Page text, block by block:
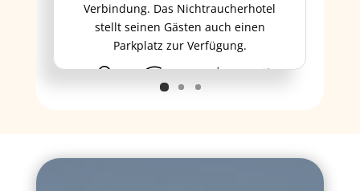
Verbindung. Das Nichtraucherhotel
stellt seinen Gästen auch einen
Parkplatz zur Verfügung.